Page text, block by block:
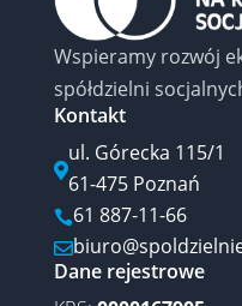
Wspieramy rozwój
spółdzielni
Kontakt

ul. Górecka 115/1
61-475 Poznań
61 887-11-66

Dane rejestrowe